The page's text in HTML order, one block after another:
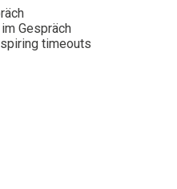
Gespräch
timeouts